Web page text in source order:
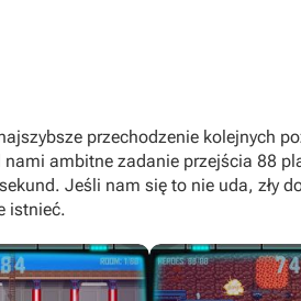
przechodzenie kolejnych
ambitne zadanie przejścia 88
Jeśli nam się to nie uda, zły
istnieć.